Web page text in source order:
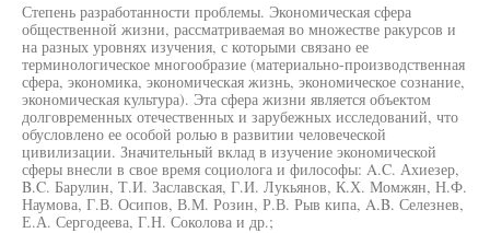
Степень разработанности проблемы. Экономическая сфера
общественной жизни, рассматриваемая во множестве ракурсов и
на разных уровнях изучения, с которыми связано ее
терминологическое многообразие (материально-производственная
сфера, экономика, экономическая жизнь, экономическое сознание,
экономическая культура). Эта сфера жизни является объектом
долговременных отечественных и зарубежных исследований, что
обусловлено ее особой ролью в развитии человеческой
цивилизации. Значительный вклад в изучение экономической
сферы внесли в свое время социолога и философы: A.C. Ахиезер,
B.C. Барулин, Т.И. Заславская, Г.И. Лукьянов, К.Х. Момжян, Н.Ф.
Наумова, Г.В. Осипов, В.М. Розин, Р.В. Рыв кипа, A.B. Селезнев,
Е.А. Сергодеева, Г.Н. Соколова и др.;